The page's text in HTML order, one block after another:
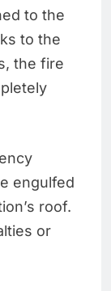
to the
to the
the fire
engulfed
roof.
or